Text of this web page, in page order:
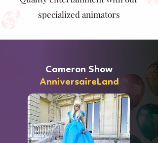
specialized animators
Cameron Show
AnniversaireLand